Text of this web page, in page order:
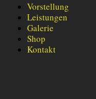
Vorstellung
Leistungen
Galerie
Shop
Kontakt